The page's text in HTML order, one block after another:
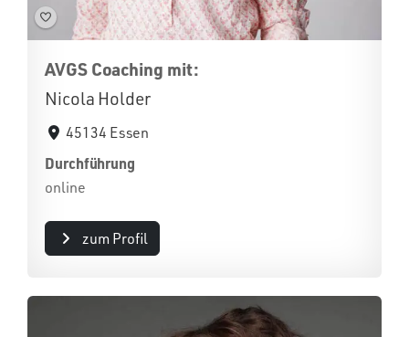
AVGS Coaching mit:
Nicola Holder
45134 Essen
Durchführung
online
zum Profil